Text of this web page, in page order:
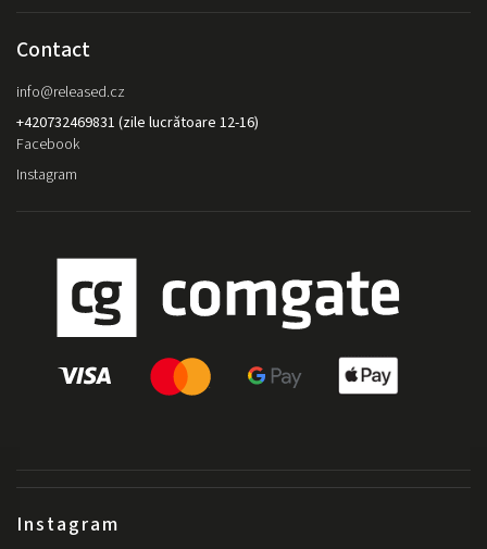
Instagram
Contact
info@released.cz
+420732469831 (zile lucrătoare 12-16)
Facebook
Instagram